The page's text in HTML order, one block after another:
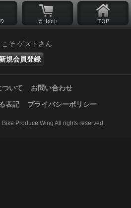
こそ ゲストさん
規会員登録
ついて お問い合わせ
表記 プライバシーポリシー
Produce Wing All rights reserved.